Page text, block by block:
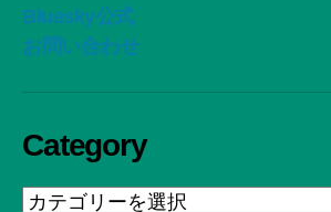
Bluesky公式
お問い合わせ
Category
Category